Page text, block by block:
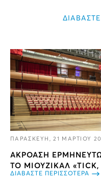
ΠΑΡΑΣΚΕΥΗ, 21 ΜΑΡΤΙΟΥ
ΑΚΡΟΑΣΗ
ΤΟ ΜΙΟΥΖΙΚΑΛ
ΔΙΑΒΑΣΤΕ ΠΕΡΙΣΣΟΤΕΡΑ